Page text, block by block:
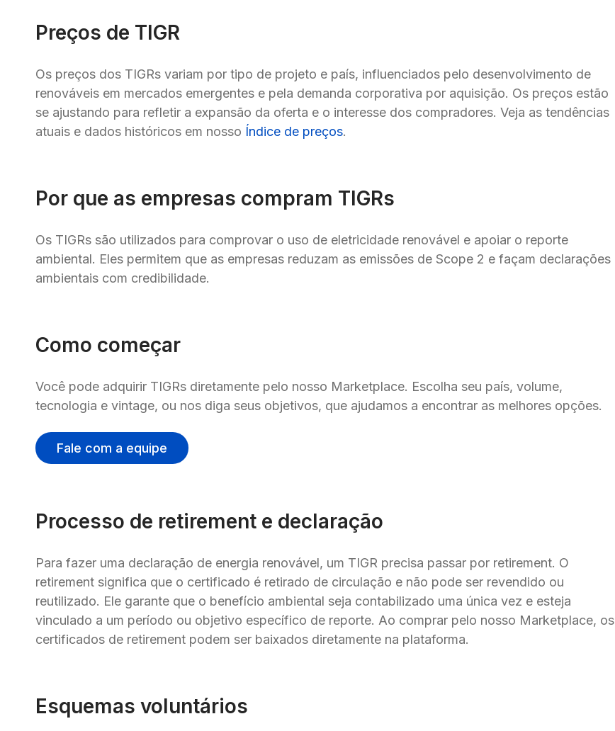
Preços de TIGR
Os preços dos TIGRs variam por tipo de projeto e país, influenciados pelo desenvolvimento de
renováveis em mercados emergentes e pela demanda corporativa por aquisição. Os preços estão
se ajustando para refletir a expansão da oferta e o interesse dos compradores. Veja as tendências
atuais e dados históricos em nosso Índice de preços.
Por que as empresas compram TIGRs
Os TIGRs são utilizados para comprovar o uso de eletricidade renovável e apoiar o reporte
ambiental. Eles permitem que as empresas reduzam as emissões de Scope 2 e façam declarações
ambientais com credibilidade.
Como começar
Você pode adquirir TIGRs diretamente pelo nosso Marketplace. Escolha seu país, volume,
tecnologia e vintage, ou nos diga seus objetivos, que ajudamos a encontrar as melhores opções.
Fale com a equipe
Processo de retirement e declaração
Para fazer uma declaração de energia renovável, um TIGR precisa passar por retirement. O
retirement significa que o certificado é retirado de circulação e não pode ser revendido ou
reutilizado. Ele garante que o benefício ambiental seja contabilizado uma única vez e esteja
vinculado a um período ou objetivo específico de reporte. Ao comprar pelo nosso Marketplace, os
certificados de retirement podem ser baixados diretamente na plataforma.
Esquemas voluntários